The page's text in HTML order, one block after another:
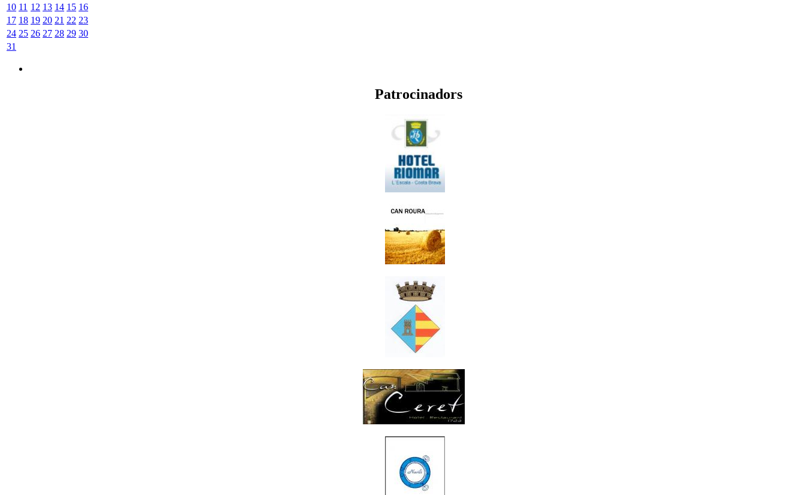
10 11 12 13 14 15 16
17 18 19 20 21 22 23
24 25 26 27 28 29 30
31
Patrocinadors